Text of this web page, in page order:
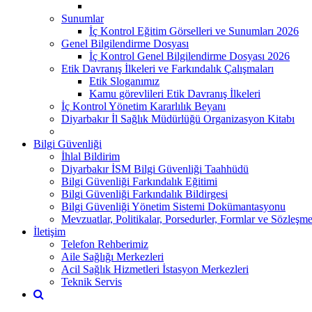
Sunumlar
İç Kontrol Eğitim Görselleri ve Sunumları 2026
Genel Bilgilendirme Dosyası
İç Kontrol Genel Bilgilendirme Dosyası 2026
Etik Davranış İlkeleri ve Farkındalık Çalışmaları
Etik Sloganımız
Kamu görevlileri Etik Davranış İlkeleri
İç Kontrol Yönetim Kararlılık Beyanı
Diyarbakır İl Sağlık Müdürlüğü Organizasyon Kitabı
Bilgi Güvenliği
İhlal Bildirim
Diyarbakır İSM Bilgi Güvenliği Taahhüdü
Bilgi Güvenliği Farkındalık Eğitimi
Bilgi Güvenliği Farkındalık Bildirgesi
Bilgi Güvenliği Yönetim Sistemi Dokümantasyonu
Mevzuatlar, Politikalar, Porsedurler, Formlar ve
İletişim
Telefon Rehberimiz
Aile Sağlığı Merkezleri
Acil Sağlık Hizmetleri İstasyon Merkezleri
Teknik Servis